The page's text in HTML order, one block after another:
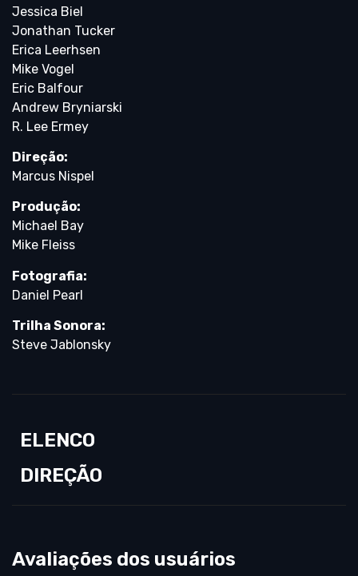
Jessica Biel
Jonathan Tucker
Erica Leerhsen
Mike Vogel
Eric Balfour
Andrew Bryniarski
R. Lee Ermey
Direção:
Marcus Nispel
Produção:
Michael Bay
Mike Fleiss
Fotografia:
Daniel Pearl
Trilha Sonora:
Steve Jablonsky
ELENCO
DIREÇÃO
Avaliações dos usuários